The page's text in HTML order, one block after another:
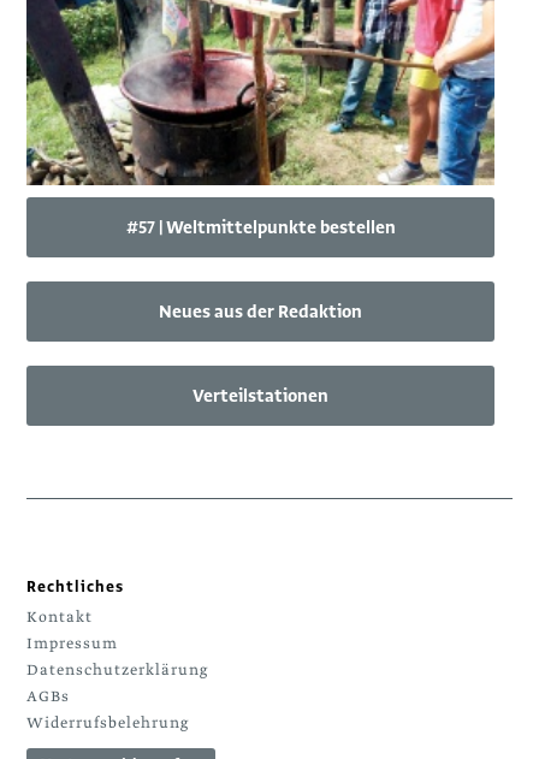
#57 | Weltmittelpunkte bestellen
Neues aus der Redaktion
Verteilstationen
Rechtliches
Kontakt
Impressum
Datenschutzerklärung
AGBs
Widerrufsbelehrung